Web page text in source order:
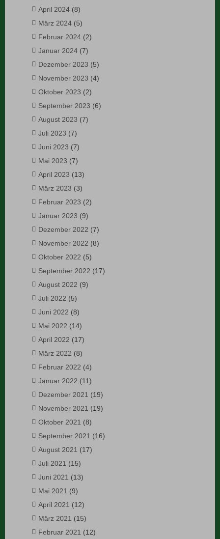
April 2024 (8)
März 2024 (5)
Februar 2024 (2)
Januar 2024 (7)
Dezember 2023 (5)
November 2023 (4)
Oktober 2023 (2)
September 2023 (6)
August 2023 (7)
Juli 2023 (7)
Juni 2023 (7)
Mai 2023 (7)
April 2023 (13)
März 2023 (3)
Februar 2023 (2)
Januar 2023 (9)
Dezember 2022 (7)
November 2022 (8)
Oktober 2022 (5)
September 2022 (17)
August 2022 (9)
Juli 2022 (5)
Juni 2022 (8)
Mai 2022 (14)
April 2022 (17)
März 2022 (8)
Februar 2022 (4)
Januar 2022 (11)
Dezember 2021 (19)
November 2021 (19)
Oktober 2021 (8)
September 2021 (16)
August 2021 (17)
Juli 2021 (15)
Juni 2021 (13)
Mai 2021 (9)
April 2021 (12)
März 2021 (15)
Februar 2021 (12)